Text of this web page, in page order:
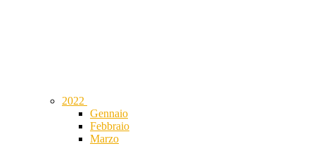
2022
Gennaio
Febbraio
Marzo